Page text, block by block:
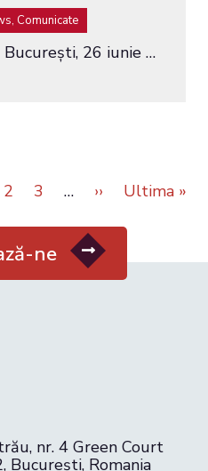
Comunicate
Comunicat de presă București, 26 iunie 2025 - CITR, în calitate de administrator judiciar, anunță ieșirea din...
Page
2 Page
3 …
Pagina
››
Ultima
Ultima »
ne
nr. 4 Green Court
București, Romania